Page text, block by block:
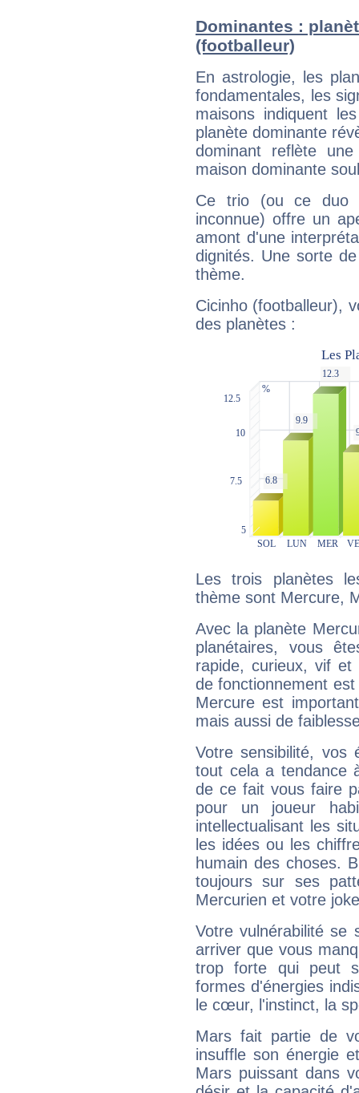
Dominantes :
(footballeur)
En astrologie, les
fondamentales, les
maisons indiquent
planète dominante
dominant reflète
maison dominante
Ce trio (ou ce duo
inconnue) offre un
amont d'une
dignités. Une sorte
thème.
Cicinho (footballeur),
des planètes :
Les trois planètes
thème sont Mercure,
Avec la planète
planétaires, vous
rapide, curieux, vif et
de fonctionnement
Mercure est
mais aussi de
Votre sensibilité,
tout cela a tendance
de ce fait vous faire
pour un joueur
intellectualisant les
les idées ou les
humain des choses.
toujours sur ses
Mercurien et votre
Votre vulnérabilité se
arriver que vous
trop forte qui peut
formes d'énergies
le cœur, l'instinct, la
Mars fait partie de
insuffle son énergie
Mars puissant dans